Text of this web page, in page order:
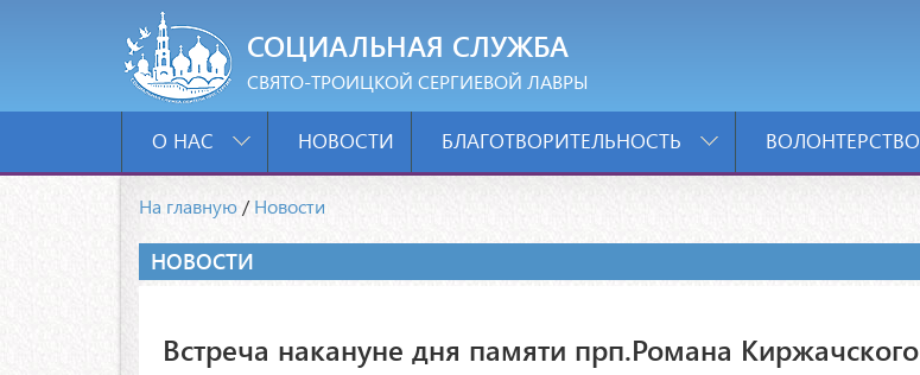
СОЦИАЛЬНАЯ СЛУЖБА
СВЯТО-ТРОИЦКОЙ СЕРГИЕВОЙ ЛАВРЫ
О НАС НОВОСТИ БЛАГОТВОРИТЕЛЬНОСТЬ ВОЛОНТЕРСТВО
На главную /Новости
НОВОСТИ
Встреча накануне дня памяти прп.Романа Киржачского